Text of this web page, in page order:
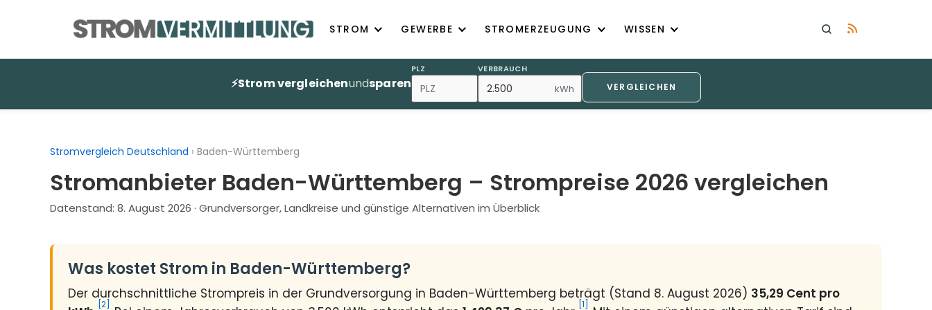
STROM GEWERBE STROMERZEUGUNG WISSEN
⚡Strom vergleichenundsparen
PLZ VERBRAUCH
kWh VERGLEICHEN
Stromvergleich Deutschland › Baden-Württemberg
Stromanbieter Baden-Württemberg – Strompreise 2026 vergleichen
Datenstand: 8. August 2026 · Grundversorger, Landkreise und günstige Alternativen im Überblick
Was kostet Strom in Baden-Württemberg?
Der durchschnittliche Strompreis in der Grundversorgung in Baden-Württemberg beträgt (Stand 8. August 2026) 35,29 Cent pro
[2] [1]